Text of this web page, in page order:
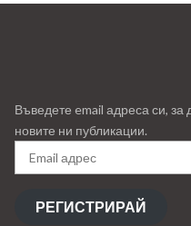
Въведете email адреса си, за
новите ни публикации.
Email
адрес
РЕГИСТРИРАЙ